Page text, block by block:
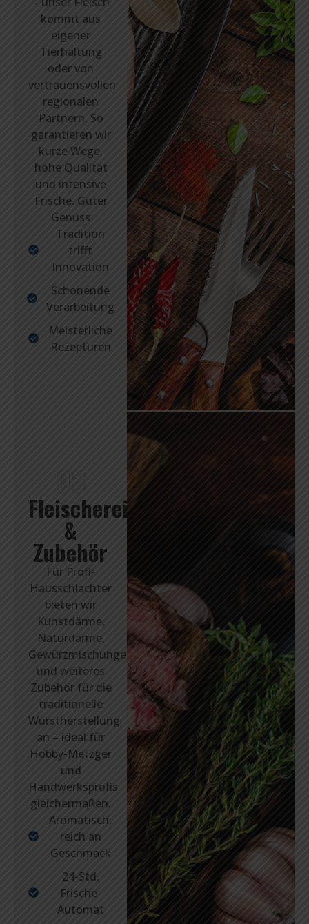
kommt aus
eigener
Tierhaltung
oder von
vertrauensvollen
regionalen
Partnern. So
garantieren wir
kurze Wege,
hohe Qualität
und intensive
Frische. Guter
Genuss
Tradition
trifft
Innovation
Schonende
Verarbeitung
Meisterliche
Rezepturen
Fleischereibedarf
&
Zubehör
Für Profi-
Hausschlachter
bieten wir
Kunstdärme,
Naturdärme,
Gewürzmischungen
und weiteres
Zubehör für die
traditionelle
Wurstherstellung
an – ideal für
Hobby-Metzger
und
Handwerksprofis
gleichermaßen.
Aromatisch,
reich an
Geschmack
24-Std.
Frische-
Automat